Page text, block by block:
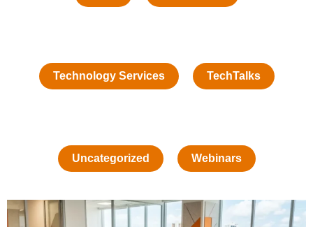
Technology Services TechTalks
Uncategorized Webinars